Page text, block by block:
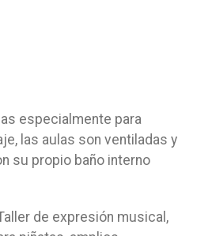
especialmente para
las aulas son ventiladas y
su propio baño interno
de expresión musical,